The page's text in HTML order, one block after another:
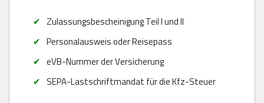
Zulassungsbescheinigung Teil I und II
Personalausweis oder Reisepass
eVB-Nummer der Versicherung
SEPA-Lastschriftmandat für die Kfz-Steuer